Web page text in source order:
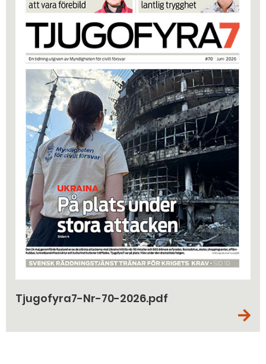
Tjugofyra7-Nr-70-2026.pdf